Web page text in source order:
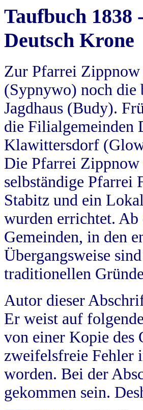
Taufbuch
Deutsch Krone
Zur Pfarrei
(Sypnywo) noch die
Jagdhaus (Budy).
die Filialgemeinden
Klawittersdorf
Die Pfarrei Zippnow
selbständige
Stabitz und ein
wurden errichtet. Ab
Gemeinden, in den
Übergangsweise
traditionellen
Autor dieser
Er weist auf
von einer Kopie des
zweifelsfreie Fehler
worden. Bei der
gekommen sein.